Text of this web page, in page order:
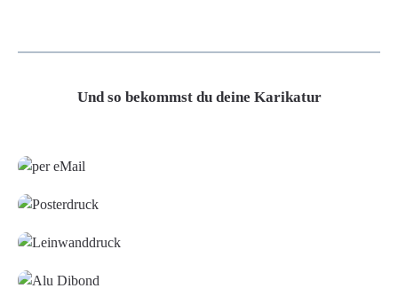
Und so bekommst du deine Karikatur